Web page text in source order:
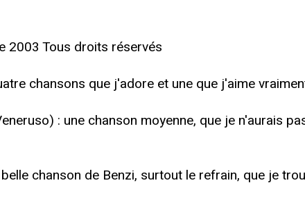
2003 Tous droits réservés
chansons que j'adore et une que j'aime
: une chanson moyenne, que je n'aurais
chanson de Benzi, surtout le refrain, que je